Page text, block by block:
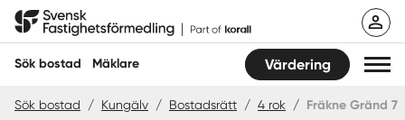
Hoppa
Svensk Fastighetsförmedling
Sök bostad Mäklare Värdering
Sök bostad / Kungälv / Bostadsrätt / 4 rok / Fräkne Gränd 7